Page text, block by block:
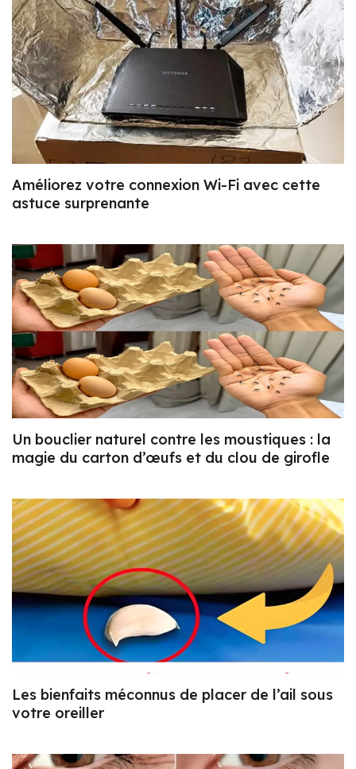
Améliorez votre connexion Wi-Fi avec cette
astuce surprenante
Un bouclier naturel contre les moustiques : la
magie du carton d’œufs et du clou de girofle
Les bienfaits méconnus de placer de l’ail sous
votre oreiller